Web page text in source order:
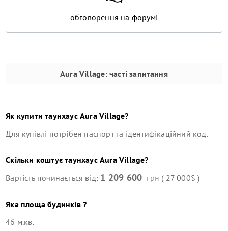
обговорення на форумі
Aura Village: часті запитання
Як купититаунхаус Aura Village?
Для купівлі потрібен паспорт та ідентифікаційний код.
Скільки коштуєтаунхаус Aura Village?
Вартість починається від: 1 209 600 грн ( 27 000$ )
Яка площа будинків ?
46 м.кв.